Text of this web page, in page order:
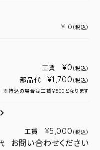
¥ 0 （税込）
工賃 ¥0 （税込）
部品代 ¥1,700 （税込）
※持込の場合は工賃￥500となります
工賃 ¥5,000 （税込）
お問い合わせください